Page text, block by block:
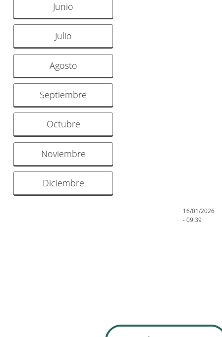
Junio
Julio
Agosto
Septiembre
Octubre
Noviembre
Diciembre
16/01/2026
- 09:39